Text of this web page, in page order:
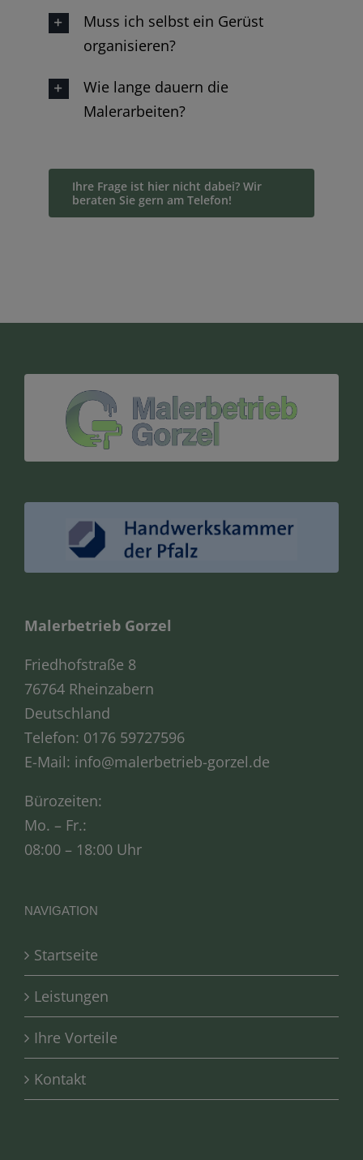
Muss ich selbst ein Gerüst
organisieren?
Wie lange dauern die
Malerarbeiten?
Ihre Frage ist hier nicht dabei? Wir
beraten Sie gern am Telefon!
Malerbetrieb Gorzel
Friedhofstraße 8
76764 Rheinzabern
Deutschland
Telefon: 0176 59727596
E-Mail: info@malerbetrieb-gorzel.de
Bürozeiten:
Mo. – Fr.:
08:00 – 18:00 Uhr
NAVIGATION
Startseite
Leistungen
Ihre Vorteile
Kontakt